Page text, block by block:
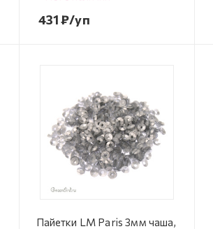
431₽/уп
Пайетки LM Paris 3мм чаша,